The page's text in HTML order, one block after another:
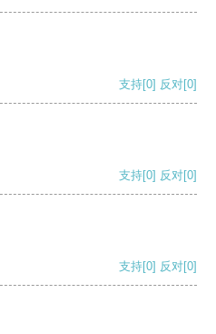
支持[0] 反对[0]
支持[0] 反对[0]
支持[0] 反对[0]